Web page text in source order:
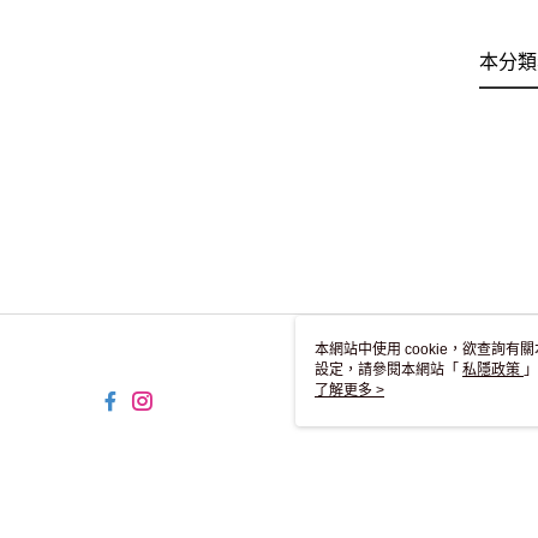
本分
本網站中使用 cookie，欲查詢有
設定，請參閱本網站「 私隱政策
用 cookie。
了解更多 >